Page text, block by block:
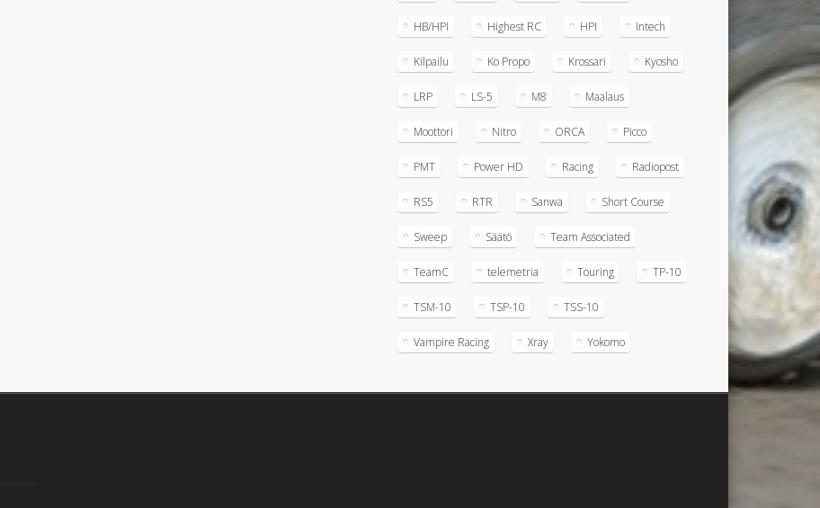
HB/HPI Highest RC HPI Intech
Kilpailu Ko Propo Krossari Kyosho
LRP LS-5 M8 Maalaus
Moottori Nitro ORCA Picco
PMT Power HD Racing Radiopost
RS5 RTR Sanwa Short Course
Sweep Säätö Team Associated
TeamC telemetria Touring TP-10
TSM-10 TSP-10 TSS-10
Vampire Racing Xray Yokomo